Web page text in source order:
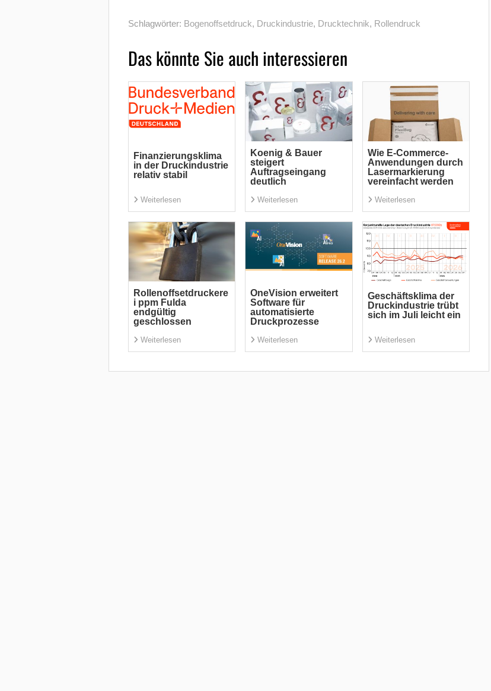
Schlagwörter: Bogenoffsetdruck, Druckindustrie, Drucktechnik, Rollendruck
Das könnte Sie auch interessieren
Finanzierungsklima
in der Druckindustrie
relativ stabil
Weiterlesen
Koenig & Bauer
steigert
Auftragseingang
deutlich
Weiterlesen
Wie E-Commerce-
Anwendungen durch
Lasermarkierung
vereinfacht werden
Weiterlesen
Rollenoffsetdruckere
i ppm Fulda
endgültig
geschlossen
Weiterlesen
OneVision erweitert
Software für
automatisierte
Druckprozesse
Weiterlesen
Geschäftsklima der
Druckindustrie trübt
sich im Juli leicht ein
Weiterlesen